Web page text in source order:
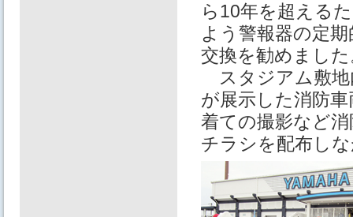
ら10年を超える
よう警報器の定
交換を勧めまし
スタジアム敷地
が展示した消防
着ての撮影など
チラシを配布し